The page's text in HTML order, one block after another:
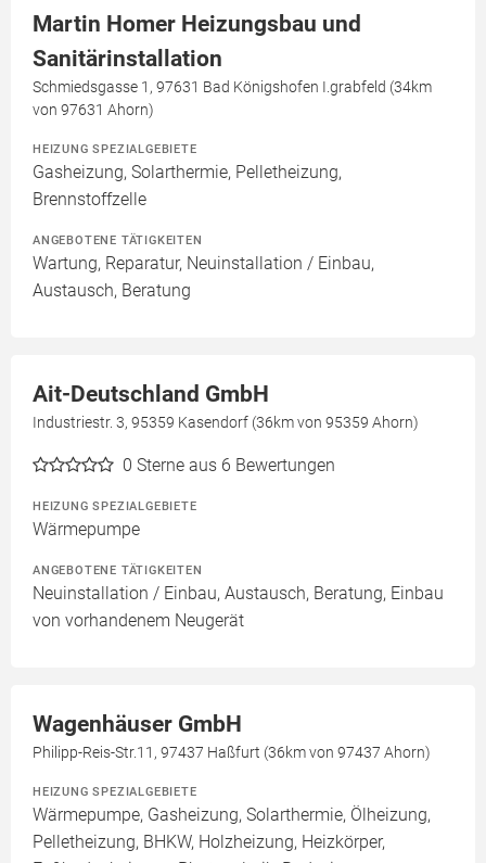
Martin Homer Heizungsbau und
Sanitärinstallation
Schmiedsgasse 1, 97631 Bad Königshofen I.grabfeld (34km
von 97631 Ahorn)
HEIZUNG SPEZIALGEBIETE
Gasheizung, Solarthermie, Pelletheizung,
Brennstoffzelle
ANGEBOTENE TÄTIGKEITEN
Wartung, Reparatur, Neuinstallation / Einbau,
Austausch, Beratung
Ait-Deutschland GmbH
Industriestr. 3, 95359 Kasendorf (36km von 95359 Ahorn)
0 Sterne aus 6 Bewertungen
HEIZUNG SPEZIALGEBIETE
Wärmepumpe
ANGEBOTENE TÄTIGKEITEN
Neuinstallation / Einbau, Austausch, Beratung, Einbau
von vorhandenem Neugerät
Wagenhäuser GmbH
Philipp-Reis-Str.11, 97437 Haßfurt (36km von 97437 Ahorn)
HEIZUNG SPEZIALGEBIETE
Wärmepumpe, Gasheizung, Solarthermie, Ölheizung,
Pelletheizung, BHKW, Holzheizung, Heizkörper,